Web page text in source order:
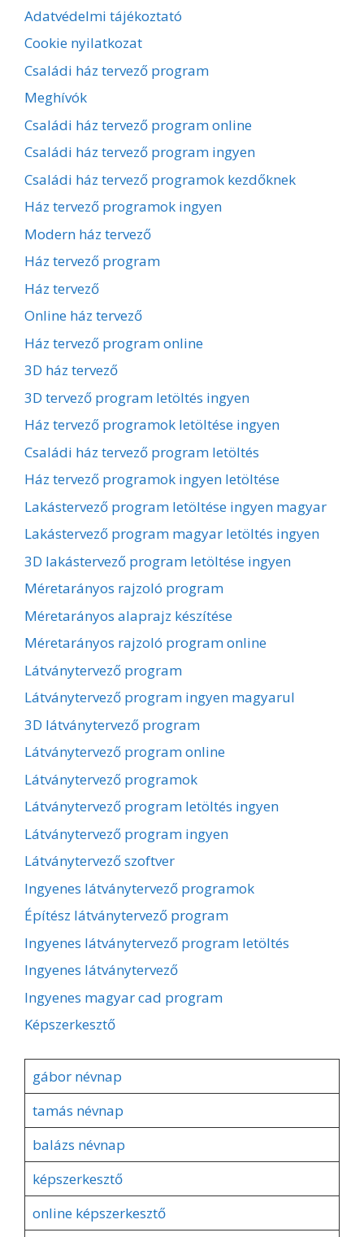
Adatvédelmi tájékoztató
Cookie nyilatkozat
Családi ház tervező program
Meghívók
Családi ház tervező program online
Családi ház tervező program ingyen
Családi ház tervező programok kezdőknek
Ház tervező programok ingyen
Modern ház tervező
Ház tervező program
Ház tervező
Online ház tervező
Ház tervező program online
3D ház tervező
3D tervező program letöltés ingyen
Ház tervező programok letöltése ingyen
Családi ház tervező program letöltés
Ház tervező programok ingyen letöltése
Lakástervező program letöltése ingyen magyar
Lakástervező program magyar letöltés ingyen
3D lakástervező program letöltése ingyen
Méretarányos rajzoló program
Méretarányos alaprajz készítése
Méretarányos rajzoló program online
Látványtervező program
Látványtervező program ingyen magyarul
3D látványtervező program
Látványtervező program online
Látványtervező programok
Látványtervező program letöltés ingyen
Látványtervező program ingyen
Látványtervező szoftver
Ingyenes látványtervező programok
Építész látványtervező program
Ingyenes látványtervező program letöltés
Ingyenes látványtervező
Ingyenes magyar cad program
Képszerkesztő
gábor névnap
tamás névnap
balázs névnap
képszerkesztő
online képszerkesztő